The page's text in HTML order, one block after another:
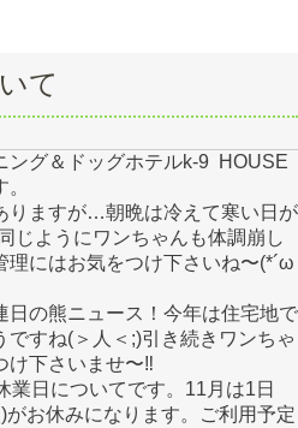
て
ング＆ドッグホテルk-9 HOUSE
りますが…朝晩は冷えて寒い日が
じようにワンちゃんも体調崩し
にはお気をつけ下さいね〜(*´ω
日の熊ニュース！今年は住宅地で
ですね(＞人＜;)引き続きワンちゃ
け下さいませ〜‼︎
日についてです。11月は1日
お休みになります。ご利用予定